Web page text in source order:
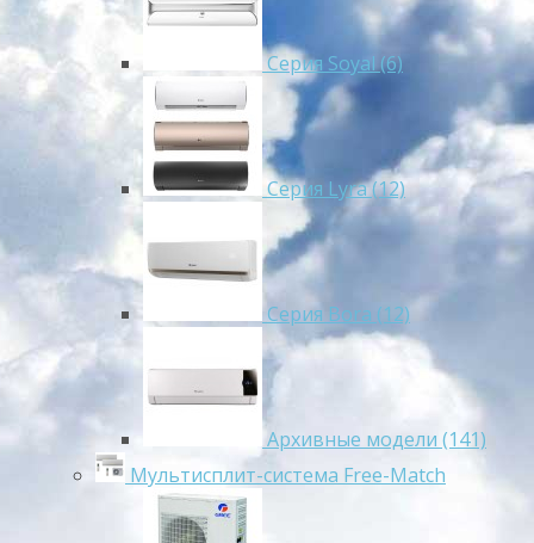
Cерия Soyal (6)
Серия Lyra (12)
Серия Bora (12)
Архивные модели (141)
Мультисплит-система Free-Match